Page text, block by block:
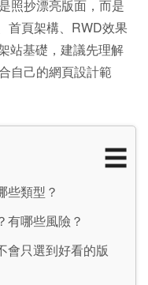
照抄漂亮版面，而是
首頁架構、RWD效果
站基礎，建議先理解
自己的網頁設計範
☰
些類型？
有哪些風險？
會只選到好看的版